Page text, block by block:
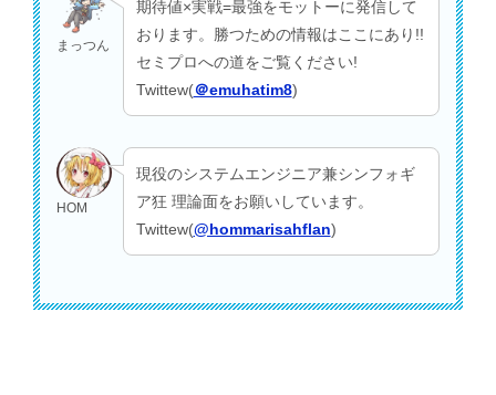
まっつん
期待値×実戦=最強をモットーに発信して
おります。勝つための情報はここにあり!!
セミプロへの道をご覧ください!
Twittew(＠emuhatim8)
HOM
現役のシステムエンジニア兼シンフォギ
ア狂 理論面をお願いしています。
Twittew(@hommarisahflan)